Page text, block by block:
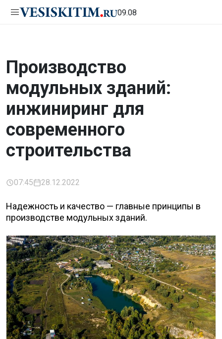
09.08
Производство
модульных зданий:
инжиниринг для
современного
строительства
07:45 28.12.2022
Надежность и качество — главные принципы в
производстве модульных зданий.